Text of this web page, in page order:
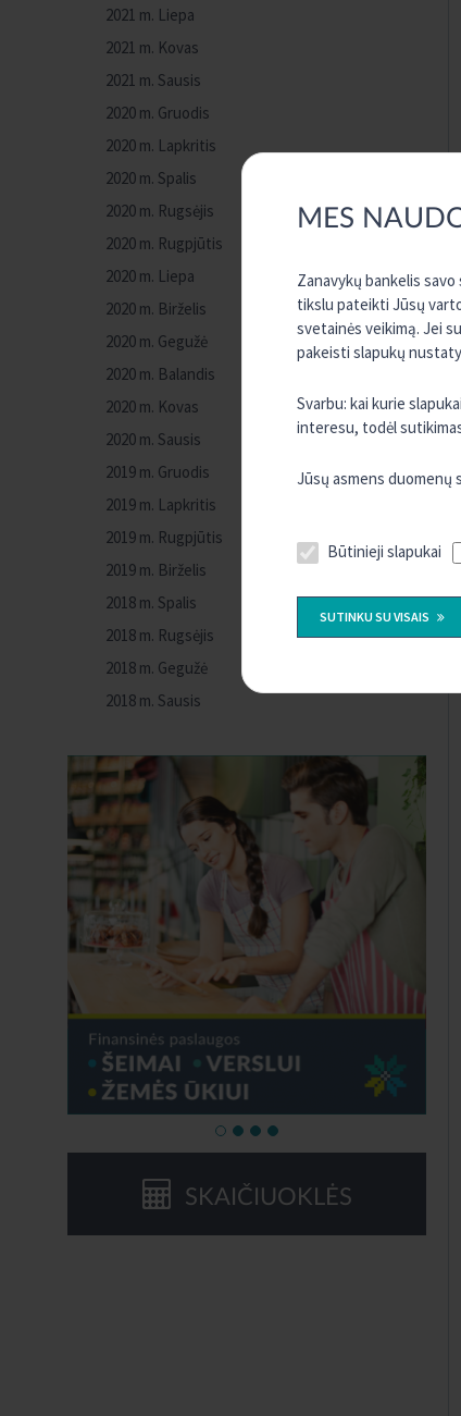
MES
Zanavykų bankelis
tikslu pateikti Jūsų
svetainės veikimą. Jei
pakeisti slapukų
Svarbu: kai kurie
interesu, todėl
Jūsų asmens duomenų
Būtinieji slapukai
SUTINKU SU VISAIS
2021 m. Liepa
2021 m. Kovas
2021 m. Sausis
2020 m. Gruodis
2020 m. Lapkritis
2020 m. Spalis
2020 m. Rugsėjis
2020 m. Rugpjūtis
2020 m. Liepa
2020 m. Birželis
2020 m. Gegužė
2020 m. Balandis
2020 m. Kovas
2020 m. Sausis
2019 m. Gruodis
2019 m. Lapkritis
2019 m. Rugpjūtis
2019 m. Birželis
2018 m. Spalis
2018 m. Rugsėjis
2018 m. Gegužė
2018 m. Sausis
SKAIČIUOKLĖS